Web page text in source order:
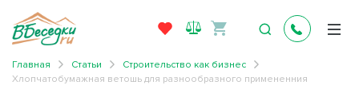
Главная Статьи
Строительство как бизнес
Хлопчатобумажная ветошь для разнообразного примененния